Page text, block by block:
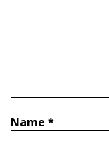
Name *